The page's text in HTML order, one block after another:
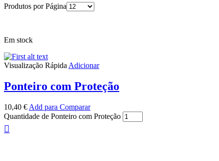
Produtos por Página
Em stock
Visualização Rápida Adicionar
Ponteiro com Proteção
10,40 € Add para Comparar
Quantidade de Ponteiro com Proteção